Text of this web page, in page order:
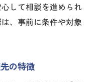
して相談を進められ
、事前に条件や対象
の特徴